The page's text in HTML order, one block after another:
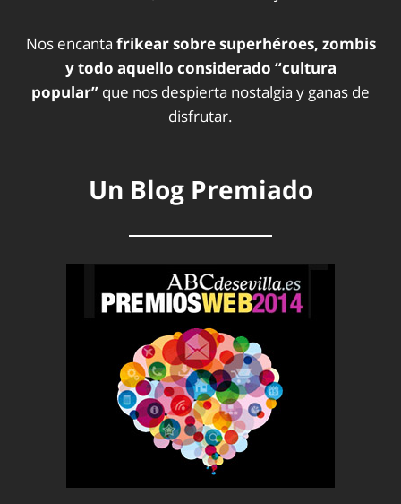
Nos encanta frikear sobre superhéroes, zombis
y todo aquello considerado “cultura
popular” que nos despierta nostalgia y ganas de
disfrutar.
Un Blog Premiado